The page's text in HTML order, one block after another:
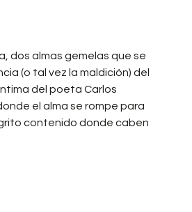
dos almas gemelas que se
(o tal vez la maldición) del
del poeta Carlos
el alma se rompe para
contenido donde caben